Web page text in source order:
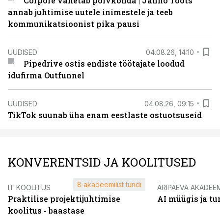
annab juhtimise uutele inimestele ja teeb
kommunikatsioonist pika pausi
UUDISED 04.08.26, 14:10
Pipedrive ostis endiste töötajate loodud
idufirma Outfunnel
UUDISED 04.08.26, 09:15
TikTok suunab üha enam eestlaste ostuotsuseid
KONVERENTSID JA KOOLITUSED
IT KOOLITUS
Praktilise projektijuhtimise
koolitus - baastase
8 akadeemilist tundi ÄRIPÄEVA
AI müügis ja